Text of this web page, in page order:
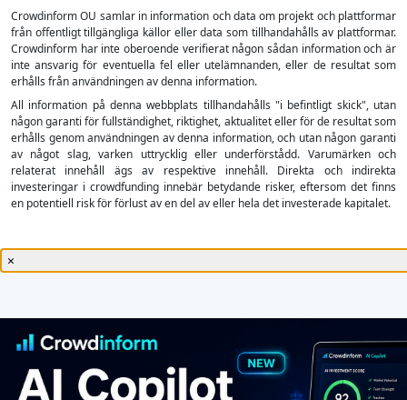
Crowdinform OU samlar in information och data om projekt och plattformar
från offentligt tillgängliga källor eller data som tillhandahålls av plattformar.
Crowdinform har inte oberoende verifierat någon sådan information och är
inte ansvarig för eventuella fel eller utelämnanden, eller de resultat som
erhålls från användningen av denna information.
All information på denna webbplats tillhandahålls "i befintligt skick", utan
någon garanti för fullständighet, riktighet, aktualitet eller för de resultat som
erhålls genom användningen av denna information, och utan någon garanti
av något slag, varken uttrycklig eller underförstådd. Varumärken och
relaterat innehåll ägs av respektive innehåll. Direkta och indirekta
investeringar i crowdfunding innebär betydande risker, eftersom det finns
en potentiell risk för förlust av en del av eller hela det investerade kapitalet.
×